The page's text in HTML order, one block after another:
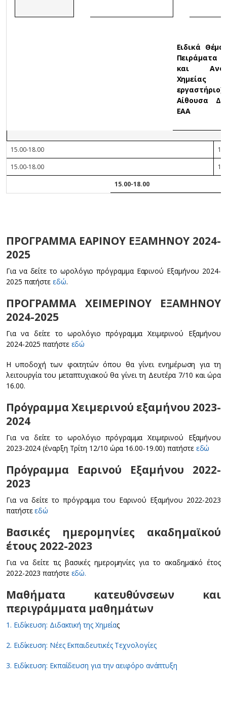
Ειδικά
Πειράματα
και
εργαστήριο)/
Αίθουσα
ΕΑΑ
15.00-18.00
15.00-18.00
15.00-18.00
ΠΡΟΓΡΑΜΜΑ ΕΑΡΙΝΟΥ ΕΞΑΜΗΝΟΥ 2024-
2025
Για να δείτε το ωρολόγιο πρόγραμμα Εαρινού Εξαμήνου 2024-
2025 πατήστε εδώ.
ΠΡΟΓΡΑΜΜΑ ΧΕΙΜΕΡΙΝΟΥ ΕΞΑΜΗΝΟΥ
2024-2025
Για να δείτε το ωρολόγιο πρόγραμμα Χειμερινού Εξαμήνου
2024-2025 πατήστε εδώ
Η υποδοχή των φοιτητών όπου θα γίνει ενημέρωση για τη
λειτουργία του μεταπτυχιακού θα γίνει τη Δευτέρα 7/10 και ώρα
16.00.
Πρόγραμμα Χειμερινού εξαμήνου 2023-
2024
Για να δείτε το ωρολόγιο πρόγραμμα Χειμερινού Εξαμήνου
2023-2024 (έναρξη Τρίτη 12/10 ώρα 16.00-19.00) πατήστε εδώ
Πρόγραμμα Εαρινού Εξαμήνου 2022-
2023
Για να δείτε το πρόγραμμα του Εαρινού Εξαμήνου 2022-2023
πατήστεεδώ
Βασικές ημερομηνίες ακαδημαϊκού
έτους 2022-2023
Για να δείτε τις βασικές ημερομηνίες για το ακαδημαϊκό έτος
2022-2023 πατήστε εδώ.
Μαθήματα κατευθύνσεων και
περιγράμματα μαθημάτων
1. Ειδίκευση: Διδακτική της Χημείας
2. Ειδίκευση: Νέες Εκπαιδευτικές Τεχνολογίες
3. Ειδίκευση: Εκπαίδευση για την αειφόρο ανάπτυξη